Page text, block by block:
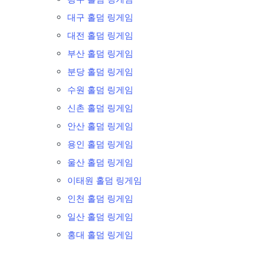
대구 홀덤 링게임
대전 홀덤 링게임
부산 홀덤 링게임
분당 홀덤 링게임
수원 홀덤 링게임
신촌 홀덤 링게임
안산 홀덤 링게임
용인 홀덤 링게임
울산 홀덤 링게임
이태원 홀덤 링게임
인천 홀덤 링게임
일산 홀덤 링게임
홍대 홀덤 링게임